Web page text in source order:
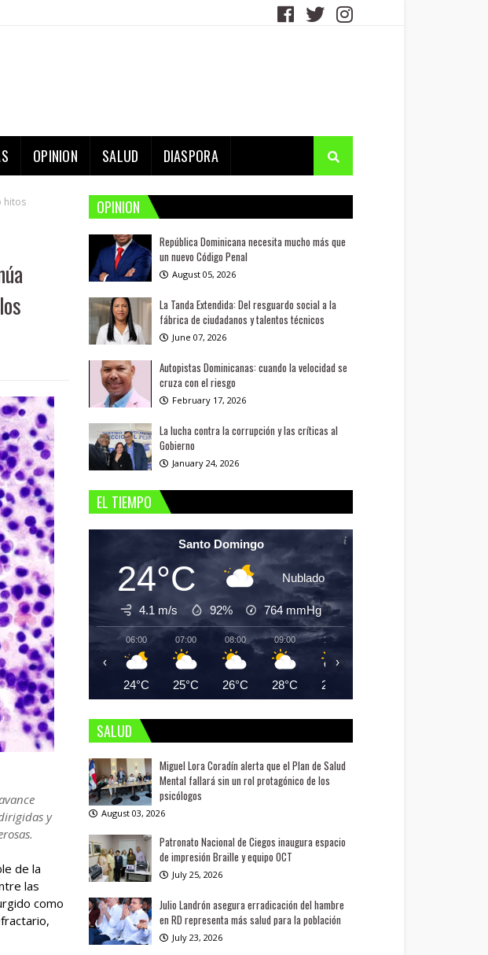
OPINION SALUD DIASPORA
hitos
y
de la
las
como
OPINION
República Dominicana necesita mucho más que
un nuevo Código Penal
August 05, 2026
La Tanda Extendida: Del resguardo social a la
fábrica de ciudadanos y talentos técnicos
June 07, 2026
Autopistas Dominicanas: cuando la velocidad se
cruza con el riesgo
February 17, 2026
La lucha contra la corrupción y las críticas al
Gobierno
January 24, 2026
EL TIEMPO
Santo Domingo
24°C Nublado
4.1 m/s 92% 764 mmHg
06:00
24°C
07:00
25°C
08:00
26°C
09:00
28°C
10:00
29°C
‹ ›
SALUD
Miguel Lora Coradín alerta que el Plan de Salud
Mental fallará sin un rol protagónico de los
psicólogos
August 03, 2026
Patronato Nacional de Ciegos inaugura espacio
de impresión Braille y equipo OCT
July 25, 2026
Julio Landrón asegura erradicación del hambre
en RD representa más salud para la población
July 23, 2026